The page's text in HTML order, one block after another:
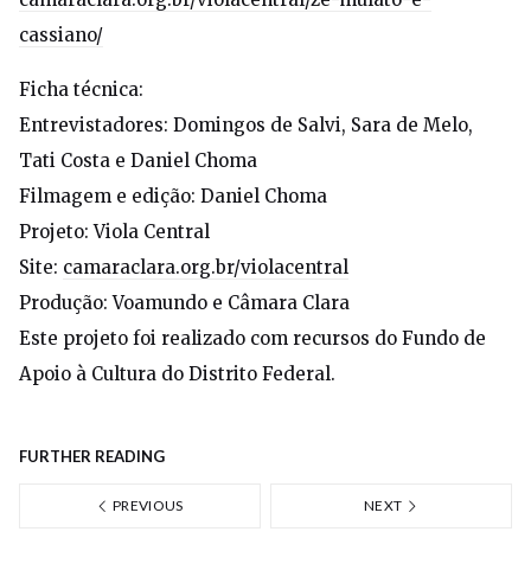
cassiano/
Ficha técnica:
Entrevistadores: Domingos de Salvi, Sara de Melo,
Tati Costa e Daniel Choma
Filmagem e edição: Daniel Choma
Projeto: Viola Central
Site: camaraclara.org.br/violacentral
Produção: Voamundo e Câmara Clara
Este projeto foi realizado com recursos do Fundo de
Apoio à Cultura do Distrito Federal.
FURTHER READING
PREVIOUS NEXT